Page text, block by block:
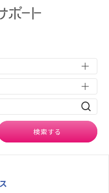
の検索結果
検索する